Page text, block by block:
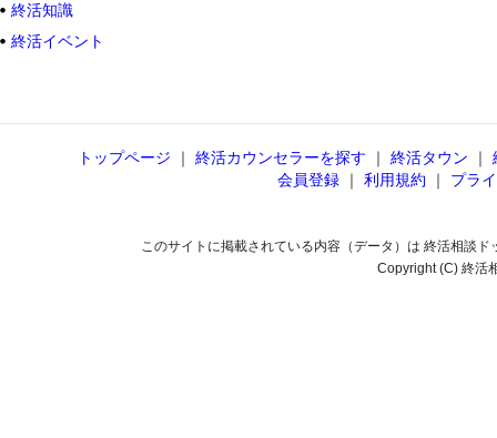
終活知識
終活イベント
トップページ ｜ 終活カウンセラーを探す ｜ 終活タウン ｜
会員登録 ｜ 利用規約 ｜ プラ
このサイトに掲載されている内容（データ）は 終活相談
Copyright (C) 終活